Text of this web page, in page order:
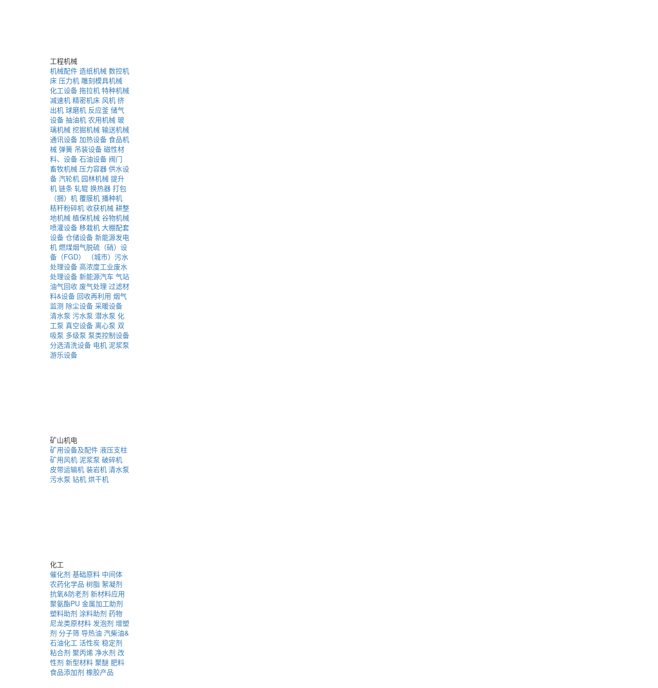
工程机械
机械配件 造纸机械 数控机
床 压力机 雕刻模具机械
化工设备 拖拉机 特种机械
减速机 精密机床 风机 挤
出机 球磨机 反应釜 储气
设备 抽油机 农用机械 玻
璃机械 挖掘机械 输送机械
通讯设备 加热设备 食品机
械 弹簧 吊装设备 磁性材
料、设备 石油设备 阀门
畜牧机械 压力容器 供水设
备 汽轮机 园林机械 提升
机 链条 轧辊 换热器 打包
（捆）机 覆膜机 播种机
秸秆粉碎机 收获机械 耕整
地机械 植保机械 谷物机械
喷灌设备 移栽机 大棚配套
设备 仓储设备 新能源发电
机 燃煤烟气脱硫（硝）设
备（FGD）
（城市）污水
处理设备 高浓度工业废水
处理设备 新能源汽车 气站
油气回收 废气处理 过滤材
料&设备 回收再利用 烟气
监测 除尘设备 采暖设备
清水泵 污水泵 潜水泵 化
工泵 真空设备 离心泵 双
吸泵 多级泵 泵类控制设备
分选清洗设备 电机 泥浆泵
游乐设备
矿山机电
矿用设备及配件 液压支柱
矿用风机 泥浆泵 破碎机
皮带运输机 装岩机 清水泵
污水泵 钻机 烘干机
化工
催化剂 基础原料 中间体
农药化学品 树脂 絮凝剂
抗氧&防老剂 新材料应用
聚氨酯PU 金属加工助剂
塑料助剂 涂料助剂 药物
尼龙类原材料 发泡剂 增塑
剂 分子筛 导热油 汽柴油&
石油化工 活性炭 稳定剂
粘合剂 聚丙烯 净水剂 改
性剂 新型材料 聚醚 肥料
食品添加剂 橡胶产品